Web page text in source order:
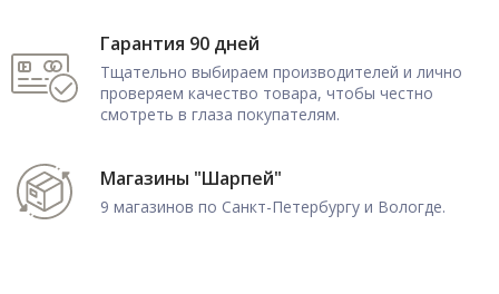
Гарантия 90 дней
Тщательно выбираем производителей и лично
проверяем качество товара, чтобы честно
смотреть в глаза покупателям.
Магазины "Шарпей"
9 магазинов по Санкт-Петербургу и Вологде.